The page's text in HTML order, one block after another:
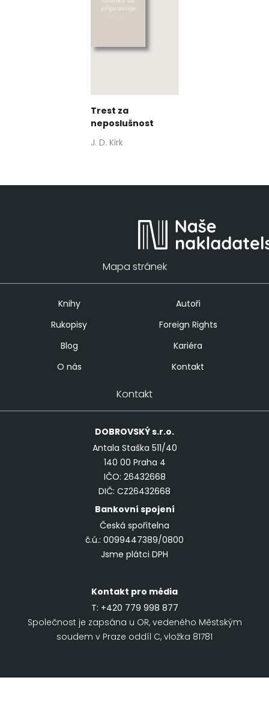
Trest za
neposlušnost
J. D. Kirk
Mapa stránek
Knihy
Autoři
Rukopisy
Foreign Rights
Blog
Kariéra
O nás
Kontakt
Kontakt
DOBROVSKÝs.r.o.
Antala Staška 511/40
140 00 Praha 4
IČO: 26432668
DIČ: CZ26432668
Bankovní spojení
Česká spořitelna
č.ú.: 0099447389/0800
Jsme plátci DPH
Kontakt pro média
T: +420 779 998 877
Společnost je zapsána u OR, vedeného Městským
soudem v Praze oddíl C, vložka 81781